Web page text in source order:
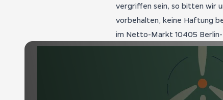
vergriffen sein, so bitten wir
vorbehalten, keine Haftung
im Netto-Markt 10405